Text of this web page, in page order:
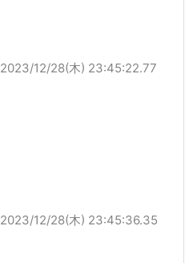
2023/12/28(木) 23:45:22.77
2023/12/28(木) 23:45:36.35